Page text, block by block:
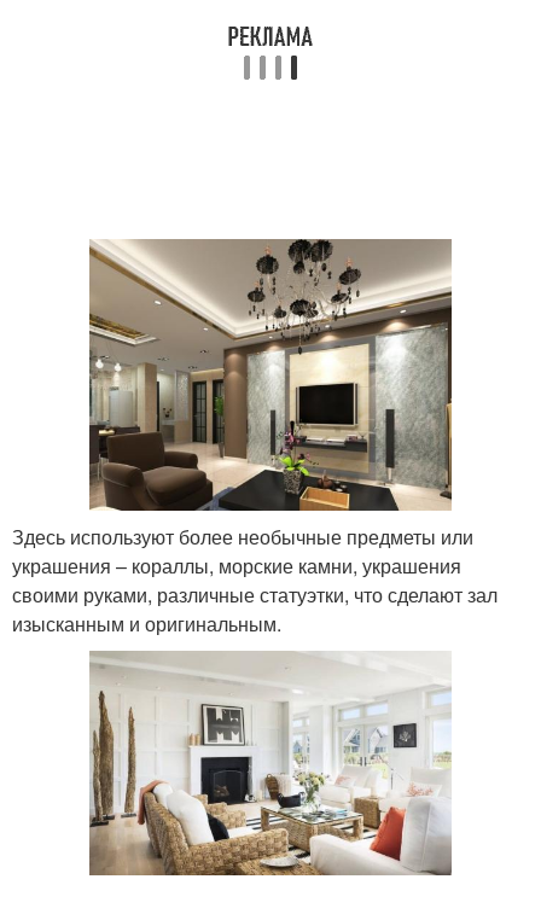
Здесь используют более необычные предметы или
украшения – кораллы, морские камни, украшения
своими руками, различные статуэтки, что сделают зал
изысканным и оригинальным.